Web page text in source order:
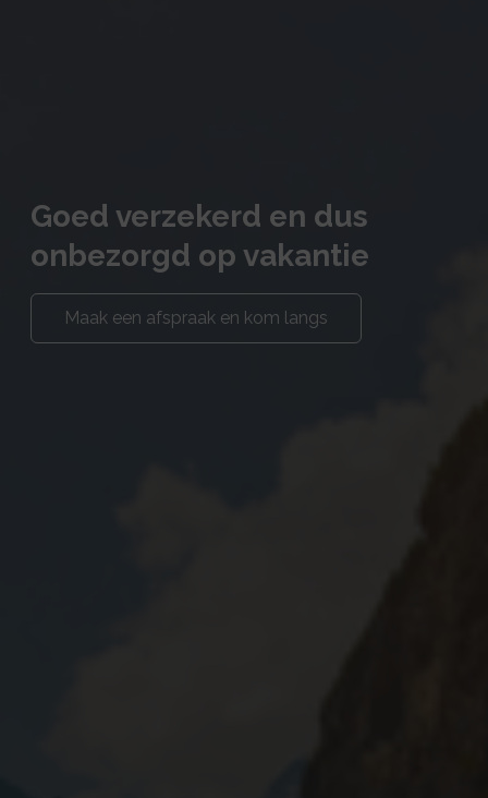
Goed verzekerd en dus
onbezorgd op vakantie
Maak een afspraak en kom langs